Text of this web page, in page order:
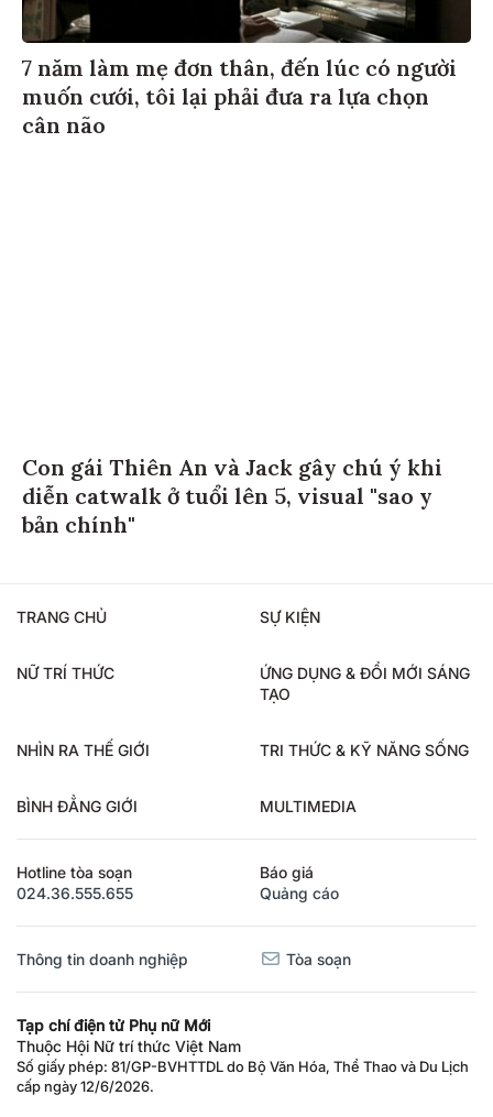
7 năm làm mẹ đơn thân, đến lúc có người
muốn cưới, tôi lại phải đưa ra lựa chọn
cân não
Con gái Thiên An và Jack gây chú ý khi
diễn catwalk ở tuổi lên 5, visual "sao y
bản chính"
TRANG CHỦ SỰ KIỆN
NỮ TRÍ THỨC
ỨNG DỤNG & ĐỔI MỚI SÁNG
TẠO
NHÌN RA THẾ GIỚI TRI THỨC & KỸ NĂNG SỐNG
BÌNH ĐẲNG GIỚI MULTIMEDIA
Hotline tòa soạn
024.36.555.655
Báo giá
Quảng cáo
Thông tin doanh nghiệp Tòa soạn
Tạp chí điện tử Phụ nữ Mới
Thuộc Hội Nữ trí thức Việt Nam
Số giấy phép: 81/GP-BVHTTDL do Bộ Văn Hóa, Thể Thao và Du Lịch
cấp ngày 12/6/2026.